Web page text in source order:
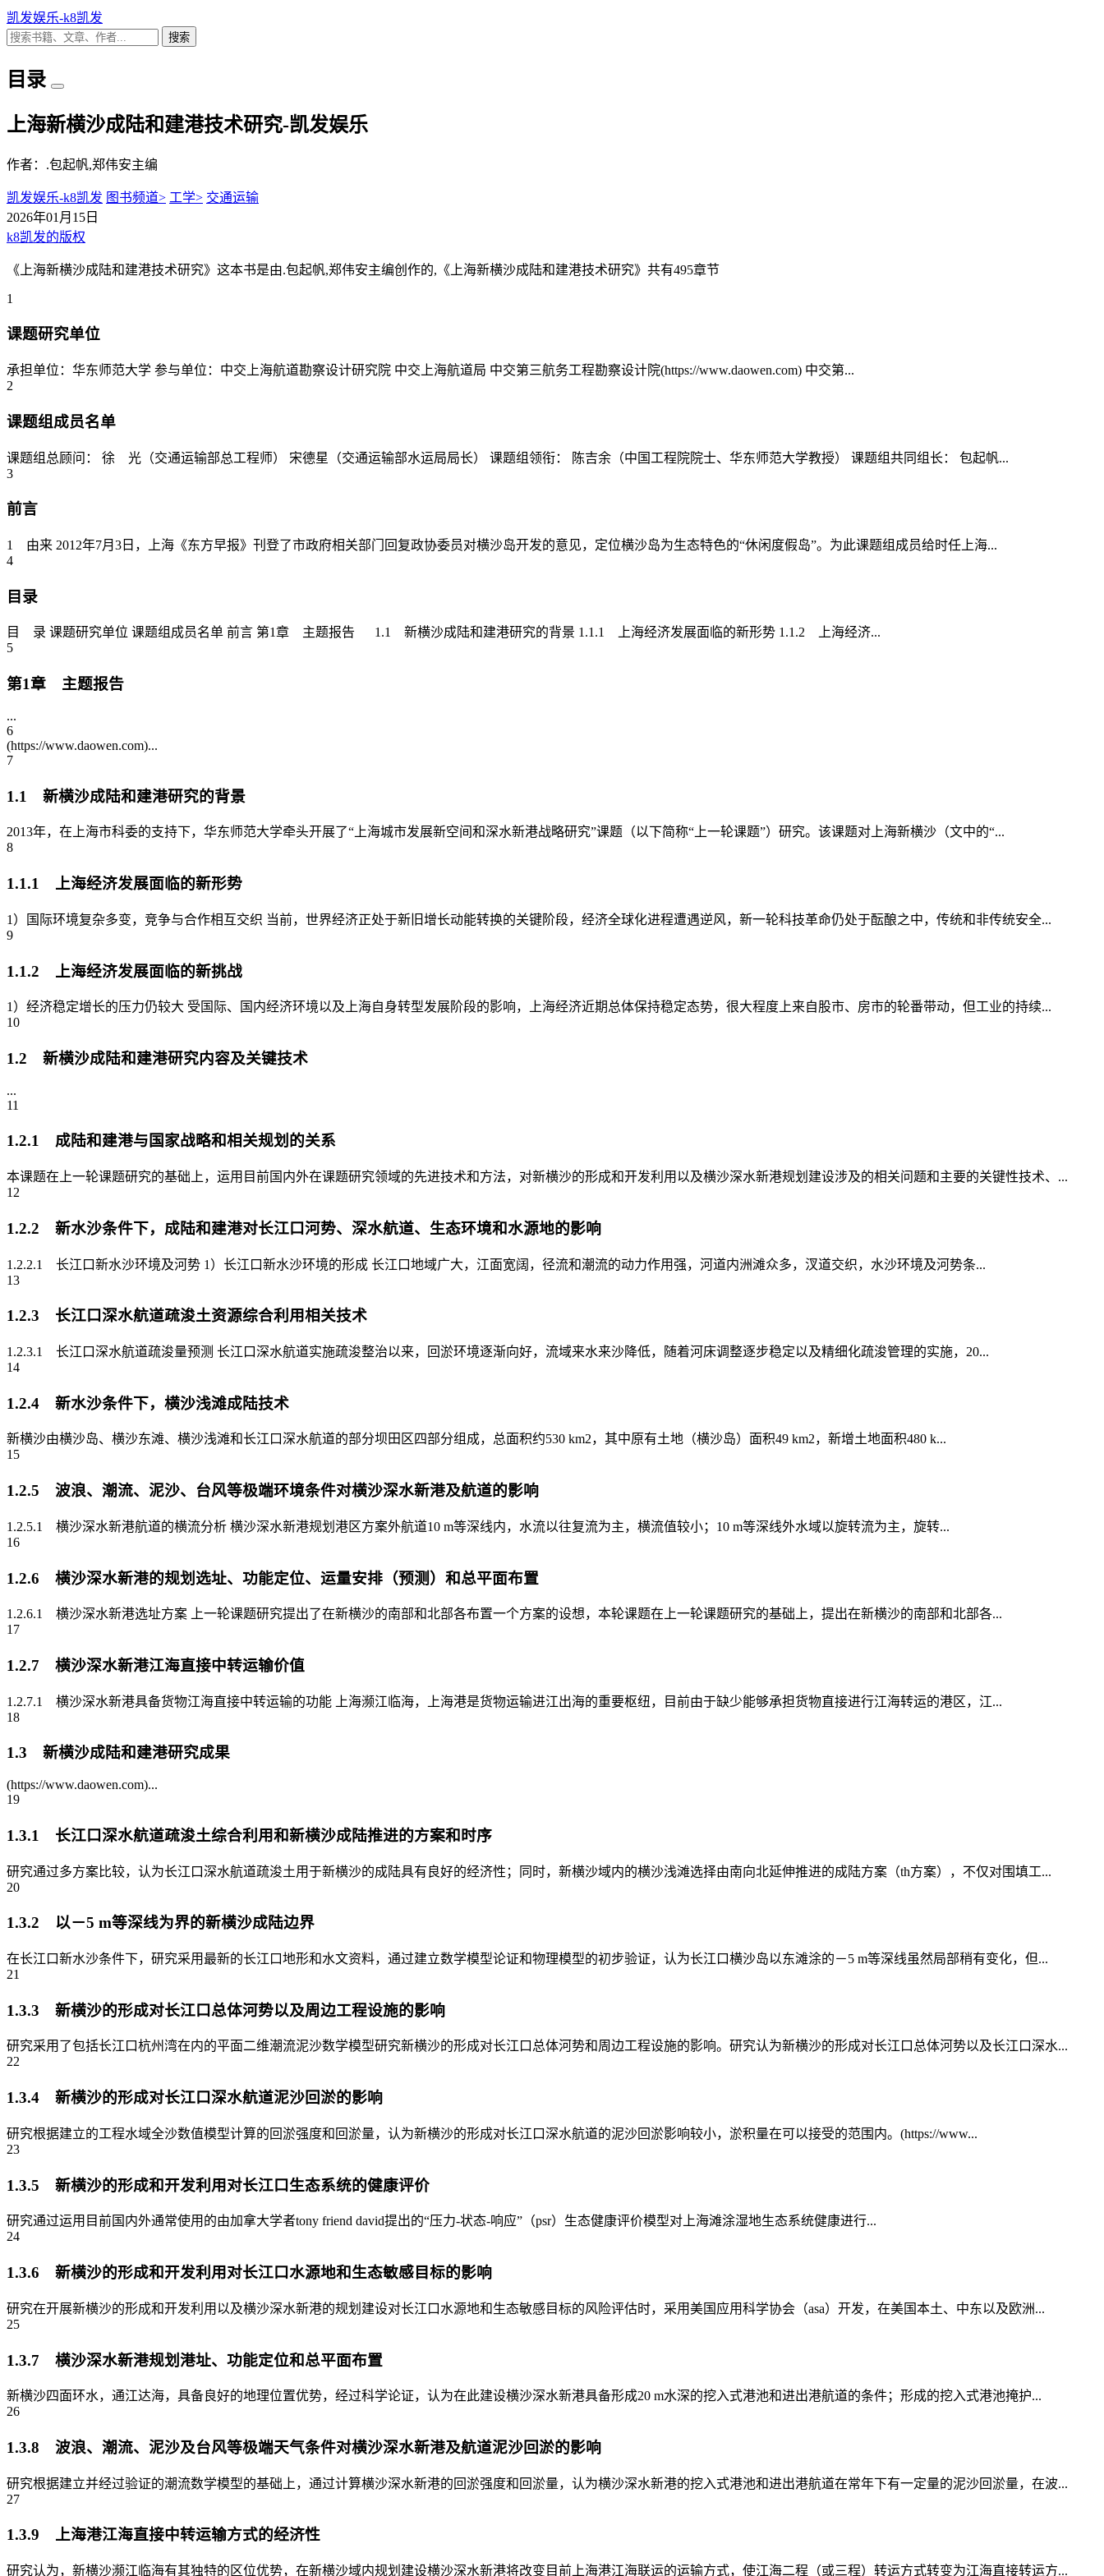
凯发娱乐-k8凯发
搜索
目录
上海新横沙成陆和建港技术研究-凯发娱乐
作者：.包起帆,郑伟安主编
凯发娱乐-k8凯发 图书频道> 工学> 交通运输
2026年01月15日
k8凯发的版权
《上海新横沙成陆和建港技术研究》这本书是由.包起帆,郑伟安主编创作的,《上海新横沙成陆和建港技术研究》共有495章节
1
课题研究单位
承担单位：华东师范大学 参与单位：中交上海航道勘察设计研究院 中交上海航道局 中交第三航务工程勘察设计院(https://www.daowen.com) 中交第...
2
课题组成员名单
课题组总顾问： 徐 光（交通运输部总工程师） 宋德星（交通运输部水运局局长） 课题组领衔： 陈吉余（中国工程院院士、华东师范大学教授） 课题组共同组长： 包起帆...
3
前言
1 由来 2012年7月3日，上海《东方早报》刊登了市政府相关部门回复政协委员对横沙岛开发的意见，定位横沙岛为生态特色的“休闲度假岛”。为此课题组成员给时任上海...
4
目录
目 录 课题研究单位 课题组成员名单 前言 第1章 主题报告 1.1 新横沙成陆和建港研究的背景 1.1.1 上海经济发展面临的新形势 1.1.2 上海经济...
5
第1章 主题报告
...
6
(https://www.daowen.com)...
7
1.1 新横沙成陆和建港研究的背景
2013年，在上海市科委的支持下，华东师范大学牵头开展了“上海城市发展新空间和深水新港战略研究”课题（以下简称“上一轮课题”）研究。该课题对上海新横沙（文中的“...
8
1.1.1 上海经济发展面临的新形势
1）国际环境复杂多变，竞争与合作相互交织 当前，世界经济正处于新旧增长动能转换的关键阶段，经济全球化进程遭遇逆风，新一轮科技革命仍处于酝酿之中，传统和非传统安全...
9
1.1.2 上海经济发展面临的新挑战
1）经济稳定增长的压力仍较大 受国际、国内经济环境以及上海自身转型发展阶段的影响，上海经济近期总体保持稳定态势，很大程度上来自股市、房市的轮番带动，但工业的持续...
10
1.2 新横沙成陆和建港研究内容及关键技术
...
11
1.2.1 成陆和建港与国家战略和相关规划的关系
本课题在上一轮课题研究的基础上，运用目前国内外在课题研究领域的先进技术和方法，对新横沙的形成和开发利用以及横沙深水新港规划建设涉及的相关问题和主要的关键性技术、...
12
1.2.2 新水沙条件下，成陆和建港对长江口河势、深水航道、生态环境和水源地的影响
1.2.2.1 长江口新水沙环境及河势 1）长江口新水沙环境的形成 长江口地域广大，江面宽阔，径流和潮流的动力作用强，河道内洲滩众多，汊道交织，水沙环境及河势条...
13
1.2.3 长江口深水航道疏浚土资源综合利用相关技术
1.2.3.1 长江口深水航道疏浚量预测 长江口深水航道实施疏浚整治以来，回淤环境逐渐向好，流域来水来沙降低，随着河床调整逐步稳定以及精细化疏浚管理的实施，20...
14
1.2.4 新水沙条件下，横沙浅滩成陆技术
新横沙由横沙岛、横沙东滩、横沙浅滩和长江口深水航道的部分坝田区四部分组成，总面积约530 km2，其中原有土地（横沙岛）面积49 km2，新增土地面积480 k...
15
1.2.5 波浪、潮流、泥沙、台风等极端环境条件对横沙深水新港及航道的影响
1.2.5.1 横沙深水新港航道的横流分析 横沙深水新港规划港区方案外航道10 m等深线内，水流以往复流为主，横流值较小；10 m等深线外水域以旋转流为主，旋转...
16
1.2.6 横沙深水新港的规划选址、功能定位、运量安排（预测）和总平面布置
1.2.6.1 横沙深水新港选址方案 上一轮课题研究提出了在新横沙的南部和北部各布置一个方案的设想，本轮课题在上一轮课题研究的基础上，提出在新横沙的南部和北部各...
17
1.2.7 横沙深水新港江海直接中转运输价值
1.2.7.1 横沙深水新港具备货物江海直接中转运输的功能 上海濒江临海，上海港是货物运输进江出海的重要枢纽，目前由于缺少能够承担货物直接进行江海转运的港区，江...
18
1.3 新横沙成陆和建港研究成果
(https://www.daowen.com)...
19
1.3.1 长江口深水航道疏浚土综合利用和新横沙成陆推进的方案和时序
研究通过多方案比较，认为长江口深水航道疏浚土用于新横沙的成陆具有良好的经济性；同时，新横沙域内的横沙浅滩选择由南向北延伸推进的成陆方案（th方案），不仅对围填工...
20
1.3.2 以－5 m等深线为界的新横沙成陆边界
在长江口新水沙条件下，研究采用最新的长江口地形和水文资料，通过建立数学模型论证和物理模型的初步验证，认为长江口横沙岛以东滩涂的－5 m等深线虽然局部稍有变化，但...
21
1.3.3 新横沙的形成对长江口总体河势以及周边工程设施的影响
研究采用了包括长江口杭州湾在内的平面二维潮流泥沙数学模型研究新横沙的形成对长江口总体河势和周边工程设施的影响。研究认为新横沙的形成对长江口总体河势以及长江口深水...
22
1.3.4 新横沙的形成对长江口深水航道泥沙回淤的影响
研究根据建立的工程水域全沙数值模型计算的回淤强度和回淤量，认为新横沙的形成对长江口深水航道的泥沙回淤影响较小，淤积量在可以接受的范围内。(https://www...
23
1.3.5 新横沙的形成和开发利用对长江口生态系统的健康评价
研究通过运用目前国内外通常使用的由加拿大学者tony friend david提出的“压力-状态-响应”（psr）生态健康评价模型对上海滩涂湿地生态系统健康进行...
24
1.3.6 新横沙的形成和开发利用对长江口水源地和生态敏感目标的影响
研究在开展新横沙的形成和开发利用以及横沙深水新港的规划建设对长江口水源地和生态敏感目标的风险评估时，采用美国应用科学协会（asa）开发，在美国本土、中东以及欧洲...
25
1.3.7 横沙深水新港规划港址、功能定位和总平面布置
新横沙四面环水，通江达海，具备良好的地理位置优势，经过科学论证，认为在此建设横沙深水新港具备形成20 m水深的挖入式港池和进出港航道的条件；形成的挖入式港池掩护...
26
1.3.8 波浪、潮流、泥沙及台风等极端天气条件对横沙深水新港及航道泥沙回淤的影响
研究根据建立并经过验证的潮流数学模型的基础上，通过计算横沙深水新港的回淤强度和回淤量，认为横沙深水新港的挖入式港池和进出港航道在常年下有一定量的泥沙回淤量，在波...
27
1.3.9 上海港江海直接中转运输方式的经济性
研究认为，新横沙濒江临海有其独特的区位优势，在新横沙域内规划建设横沙深水新港将改变目前上海港江海联运的运输方式，使江海二程（或三程）转运方式转变为江海直接转运方...